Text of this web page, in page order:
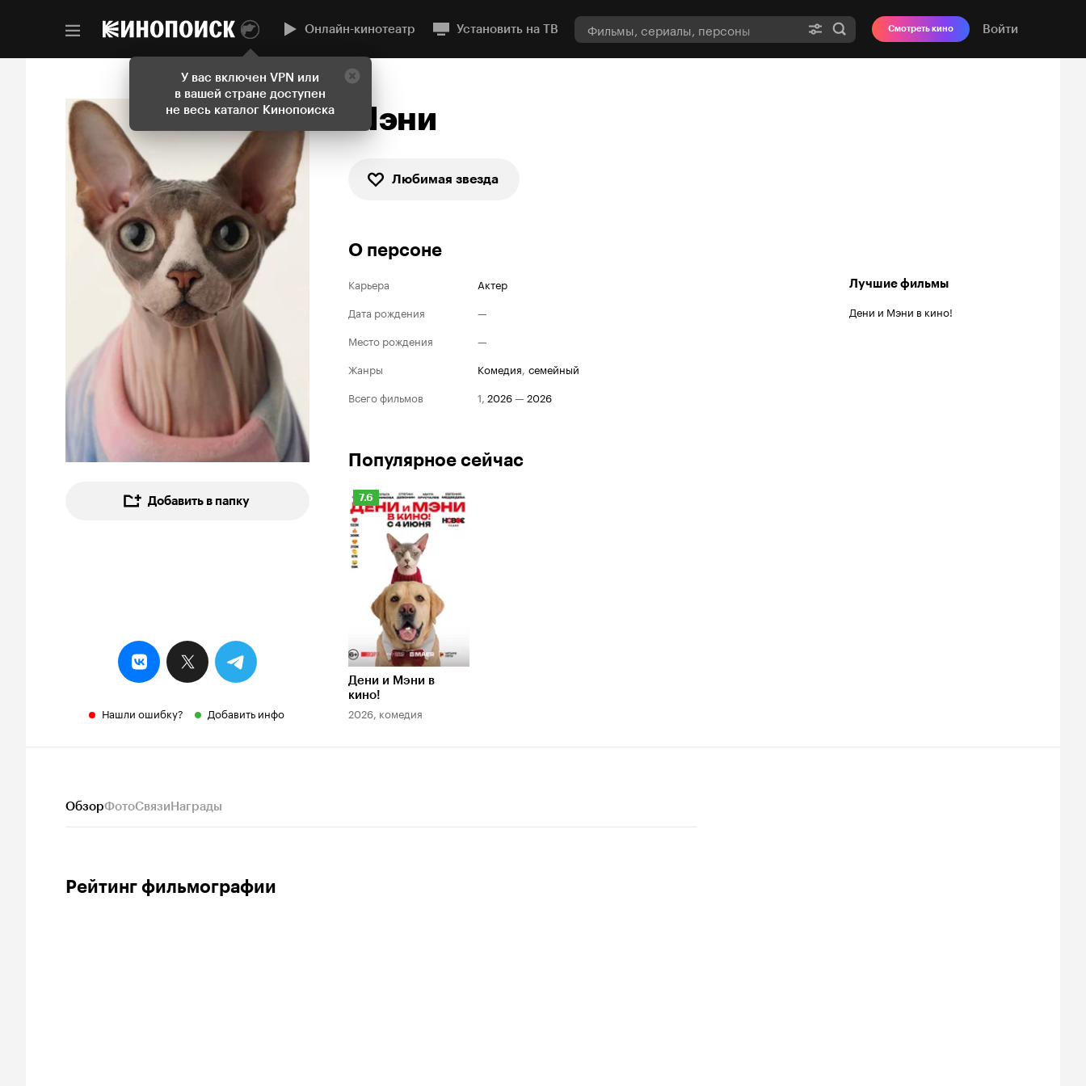
У вас включен VPN или
в вашей стране доступен
не весь каталог Кинопоиска
Онлайн-кинотеатр Установить на ТВ Смотреть кино Войти
Добавить в папку
Нашли ошибку? Добавить инфо
Мэни
Любимая звезда
О персоне
Карьера
Актер
Дата рождения
—
Место рождения
—
Жанры
комедия, семейный
Всего фильмов
1, 2026— 2026
Лучшие фильмы
Дени и Мэни в кино!
Популярное сейчас
Рейтинг
Кинопоиска
7.6
7.6
Дени и Мэни в
кино!
2026, комедия
ОбзорФотоСвязиНаграды
Рейтинг фильмографии